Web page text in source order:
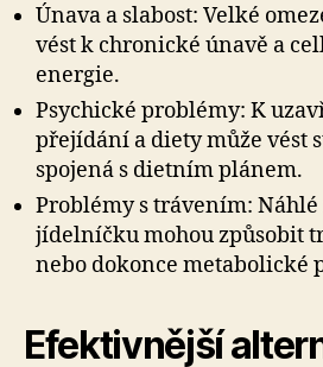
Únava a slabost: Velké
vést k chronické únavě a
energie.
Psychické problémy: K
přejídání a diety může vést
spojená s dietním plánem.
Problémy s trávením:
jídelníčku mohou způsobit
nebo dokonce metabolické
Efektivnější